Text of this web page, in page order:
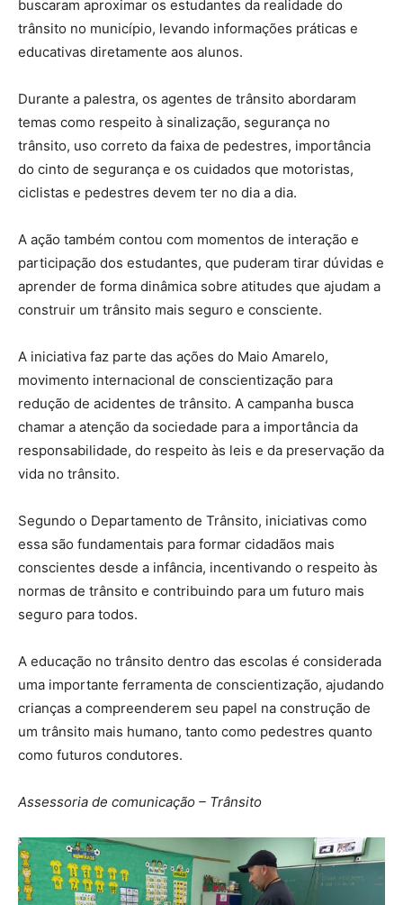
buscaram aproximar os estudantes da realidade do
trânsito no município, levando informações práticas e
educativas diretamente aos alunos.
Durante a palestra, os agentes de trânsito abordaram
temas como respeito à sinalização, segurança no
trânsito, uso correto da faixa de pedestres, importância
do cinto de segurança e os cuidados que motoristas,
ciclistas e pedestres devem ter no dia a dia.
A ação também contou com momentos de interação e
participação dos estudantes, que puderam tirar dúvidas e
aprender de forma dinâmica sobre atitudes que ajudam a
construir um trânsito mais seguro e consciente.
A iniciativa faz parte das ações do Maio Amarelo,
movimento internacional de conscientização para
redução de acidentes de trânsito. A campanha busca
chamar a atenção da sociedade para a importância da
responsabilidade, do respeito às leis e da preservação da
vida no trânsito.
Segundo o Departamento de Trânsito, iniciativas como
essa são fundamentais para formar cidadãos mais
conscientes desde a infância, incentivando o respeito às
normas de trânsito e contribuindo para um futuro mais
seguro para todos.
A educação no trânsito dentro das escolas é considerada
uma importante ferramenta de conscientização, ajudando
crianças a compreenderem seu papel na construção de
um trânsito mais humano, tanto como pedestres quanto
como futuros condutores.
Assessoria de comunicação – Trânsito